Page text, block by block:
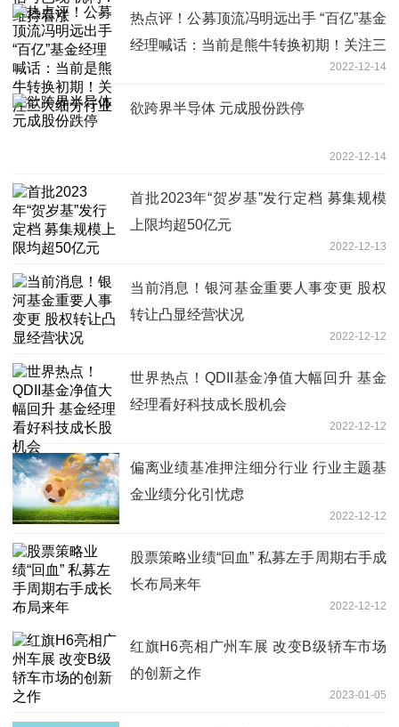
热点评！公募顶流冯明远出手 “百亿”基金
经理喊话：当前是熊牛转换初期！关注三
2022-12-14
欲跨界半导体 元成股份跌停
2022-12-14
首批2023年“贺岁基”发行定档 募集规模
上限均超50亿元
2022-12-13
当前消息！银河基金重要人事变更 股权
转让凸显经营状况
2022-12-12
世界热点！QDII基金净值大幅回升 基金
经理看好科技成长股机会
2022-12-12
偏离业绩基准押注细分行业 行业主题基
金业绩分化引忧虑
2022-12-12
股票策略业绩“回血” 私募左手周期右手成
长布局来年
2022-12-12
红旗H6亮相广州车展 改变B级轿车市场
的创新之作
2023-01-05